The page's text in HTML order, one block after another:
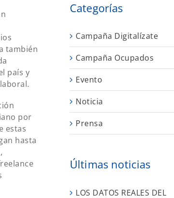
también
país y
por
estas
hasta
Categorías
Campaña Digitalízate
Campaña Ocupados
Evento
Noticia
Prensa
Últimas noticias
LOS DATOS REALES DEL